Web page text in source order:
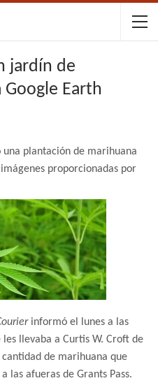
jardín de
Google Earth
plantación de marihuana
proporcionadas por
informó el lunes a las
llevaba a Curtis W. Croft de
de marihuana que
las afueras de Grants Pass.